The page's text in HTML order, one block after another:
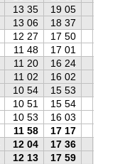
13 35 19 05
13 06 18 37
12 27 17 50
11 48 17 01
11 20 16 24
11 02 16 02
10 54 15 53
10 51 15 54
10 53 16 03
11 58 17 17
12 04 17 36
12 13 17 59